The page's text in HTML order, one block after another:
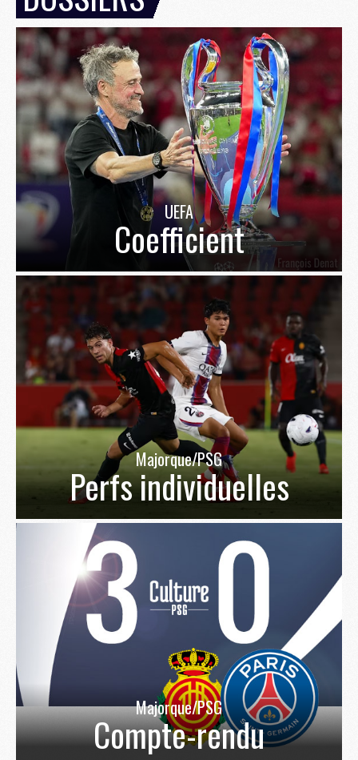
UEFA
Coefficient
Majorque/PSG
Perfs individuelles
Majorque/PSG
Compte-rendu